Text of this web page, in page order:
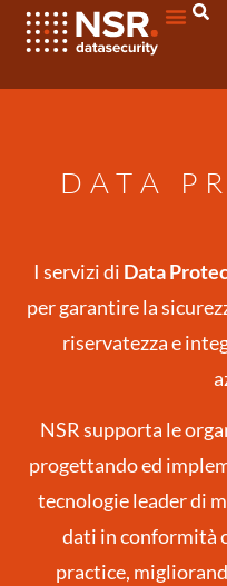
DATA
I servizi di Data
per garantire la
riservatezza e
NSR supporta le
progettando ed
tecnologie leader di
dati in conformità
practice,